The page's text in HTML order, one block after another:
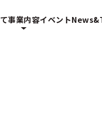
事業内容イベント